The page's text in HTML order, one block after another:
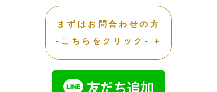
まずはお問合わせの方
-こちらをクリック- +